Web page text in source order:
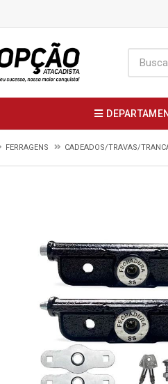
FERRAGENS CADEADOS/TRAVAS/